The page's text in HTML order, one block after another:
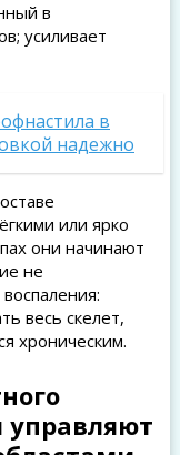
в
усиливает
в
надежно
или ярко
они начинают
не
весь скелет,
хроническим.